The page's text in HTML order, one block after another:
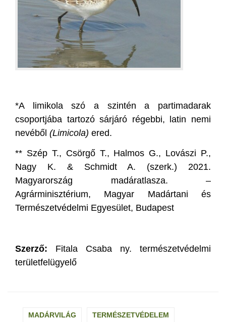
*A limikola szó a szintén a partimadarak
csoportjába tartozó sárjáró régebbi, latin nemi
nevéből (Limicola) ered.
** Szép T., Csörgő T., Halmos G., Lovászi P.,
Nagy K. & Schmidt A. (szerk.) 2021.
Magyarország madáratlasza. –
Agrárminisztérium, Magyar Madártani és
Természetvédelmi Egyesület, Budapest
Szerző: Fitala Csaba ny. természetvédelmi
területfelügyelő
MADÁRVILÁG TERMÉSZETVÉDELEM